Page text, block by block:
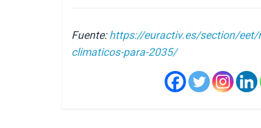
Fuente:https://euractiv.es/section/eet/
climaticos-para-2035/